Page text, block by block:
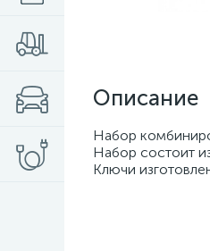
Описание
Набор
Набор состоит
Ключи